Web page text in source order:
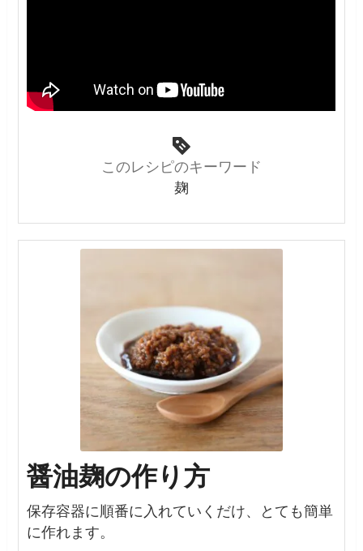
このレシピのキーワード
麹
醤油麹の作り方
保存容器に順番に入れていくだけ、とても簡単
に作れます。